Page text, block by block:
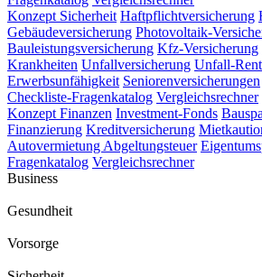
Konzept Sicherheit Haftpflichtversicherung
Gebäudeversicherung Photovoltaik-
Bauleistungsversicherung Kfz-Versicherung
Krankheiten Unfallversicherung Unfall-
Erwerbsunfähigkeit Seniorenversicherungen
Checkliste-Fragenkatalog Vergleichsrechner
Konzept Finanzen Investment-Fonds
Finanzierung Kreditversicherung
Autovermietung Abgeltungsteuer
Fragenkatalog Vergleichsrechner
Business
Gesundheit
Vorsorge